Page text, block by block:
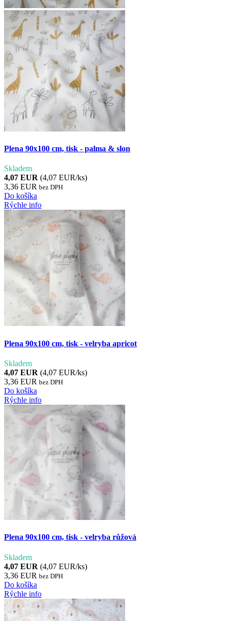
Plena 90x100 cm, tisk - palma & slon
Skladem
4,07 EUR (4,07 EUR/ks)
3,36 EUR bez DPH
Do košíka
Rýchle info
Plena 90x100 cm, tisk - velryba apricot
Skladem
4,07 EUR (4,07 EUR/ks)
3,36 EUR bez DPH
Do košíka
Rýchle info
Plena 90x100 cm, tisk - velryba růžová
Skladem
4,07 EUR (4,07 EUR/ks)
3,36 EUR bez DPH
Do košíka
Rýchle info